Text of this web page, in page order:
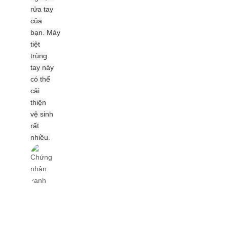
rửa tay
của
bạn. Máy
tiệt
trùng
tay này
có thể
cải
thiện
vệ sinh
rất
nhiều.